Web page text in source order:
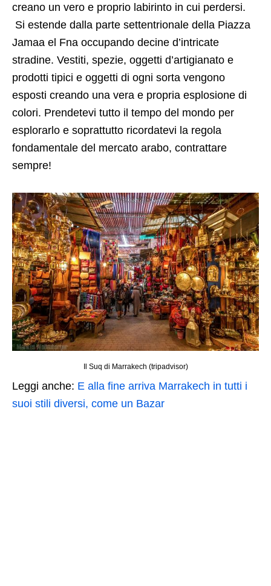
creano un vero e proprio labirinto in cui perdersi.
Si estende dalla parte settentrionale della Piazza
Jamaa el Fna occupando decine d’intricate
stradine. Vestiti, spezie, oggetti d’artigianato e
prodotti tipici e oggetti di ogni sorta vengono
esposti creando una vera e propria esplosione di
colori. Prendetevi tutto il tempo del mondo per
esplorarlo e soprattutto ricordatevi la regola
fondamentale del mercato arabo, contrattare
sempre!
Il Suq di Marrakech (tripadvisor)
Leggi anche: E alla fine arriva Marrakech in tutti i
suoi stili diversi, come un Bazar